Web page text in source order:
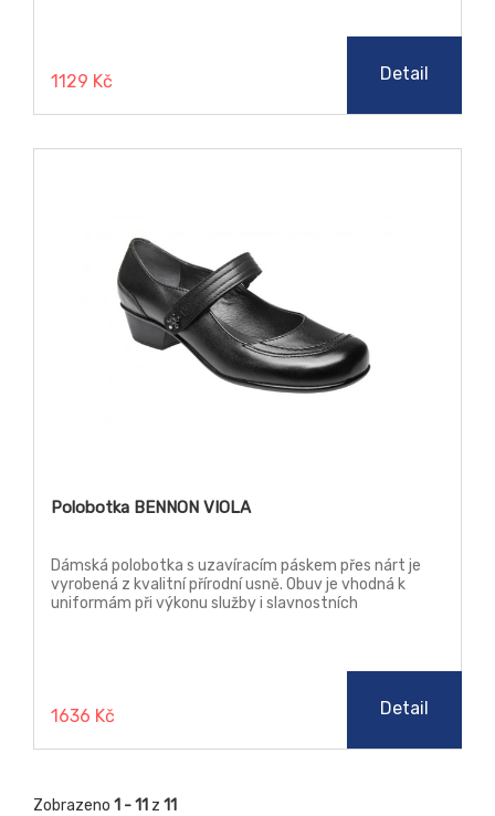
1129 Kč Detail
Polobotka BENNON VIOLA
Dámská polobotka s uzavíracím páskem přes nárt je
vyrobená z kvalitní přírodní usně. Obuv je vhodná k
uniformám při výkonu služby i slavnostních
1636 Kč Detail
Zobrazeno 1 - 11 z 11